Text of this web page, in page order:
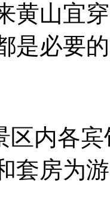
黄山宜
是必要
区内各
套房为